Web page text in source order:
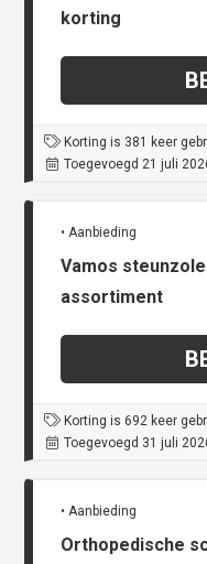
korting
Korting is 381 keer
Toegevoegd 21 juli
• Aanbieding
Vamos
assortiment
Korting is 692 keer
Toegevoegd 31 juli
• Aanbieding
Orthopedische